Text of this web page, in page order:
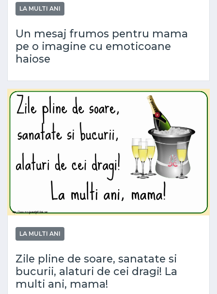
LA MULTI ANI
Un mesaj frumos pentru mama
pe o imagine cu emoticoane
haiose
LA MULTI ANI
Zile pline de soare, sanatate si
bucurii, alaturi de cei dragi! La
multi ani, mama!